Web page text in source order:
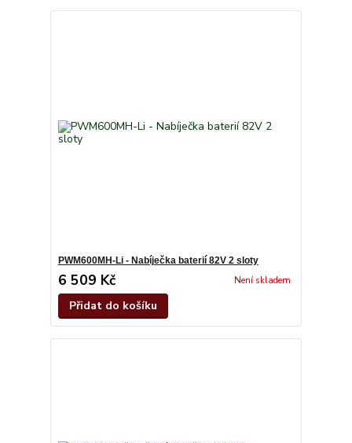
PWM600MH-Li - Nabíječka baterií 82V 2 sloty
6 509 Kč Není skladem
Přidat do košíku